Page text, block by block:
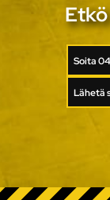
Soita
Lähetä